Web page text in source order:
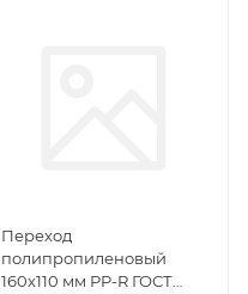
Переход
полипропиленовый
160х110 мм PP-R ГОСТ